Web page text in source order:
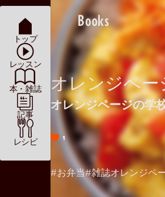
トップ
レッスン
本・雑誌
記事
レシピ
Books
オレンジペー
オレンジページの学
1
#お弁当#雑誌オレンジペ